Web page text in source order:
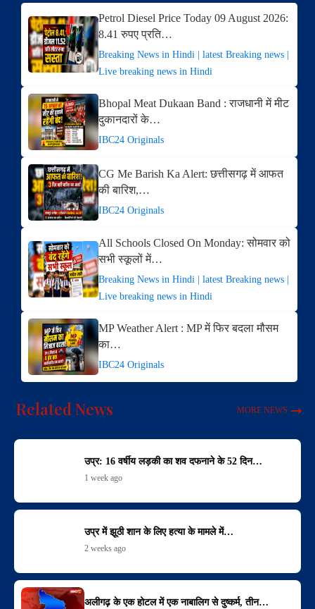
Petrol Diesel Price Today 09 August 2026:
8.41 रुपए प्रति…
Breaking News in Hindi | latest Breaking news |
Live breaking news in Hindi
Bhopal Meat Dukaan Band : राजधानी में मीट
दुकानदारों के…
IBC24 Originals
CG Me Barish Ka Alert: छत्तीसगढ़ में आफत
की बारिश,…
IBC24 Originals
All Schools Closed On Monday: सोमवार को
सभी स्कूलों में…
Breaking News in Hindi | latest Breaking news |
Live breaking news in Hindi
MP Weather Alert : MP में फिर बदला मौसम
का…
IBC24 Originals
Related News MORE NEWS
उप्र: 16 वर्षीय लड़की का शव दफनाने के 52 दिन…
1 week ago
उप्र में झूठी शान के लिए हत्या के मामले में…
2 weeks ago
अलीगढ़ के एक होटल में एक नाबालिग से दुष्कर्म, तीन…